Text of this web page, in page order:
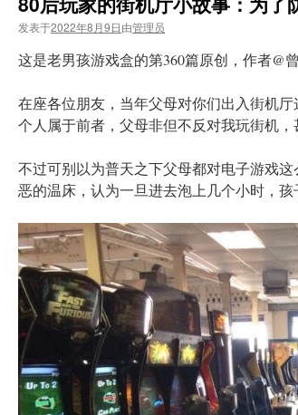
发表于2022年8月9日由管理员
这是老男孩游戏盒的第360篇原创，作者@
在座各位朋友，当年父母对你们出入街机
个人属于前者，父母非但不反对我玩街机，
不过可别以为普天之下父母都对电子游戏
恶的温床，认为一旦进去泡上几个小时，孩